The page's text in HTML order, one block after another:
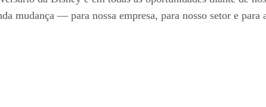
mudança — para nossa empresa, para nosso setor e